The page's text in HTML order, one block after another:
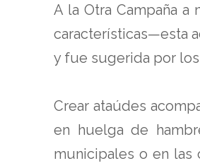
A la Otra Campaña
características—esta
y fue sugerida por
Crear ataúdes
en huelga de
municipales o en las